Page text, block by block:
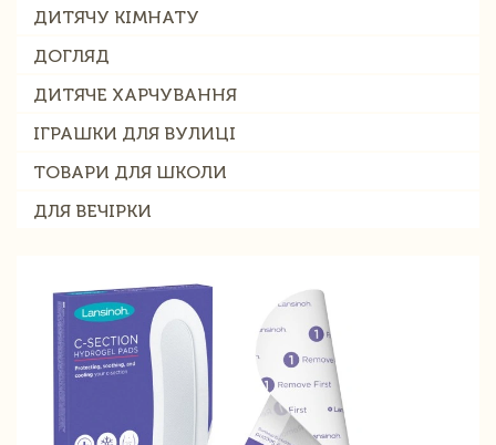
ДИТЯЧУ КІМНАТУ
ДОГЛЯД
ДИТЯЧЕ ХАРЧУВАННЯ
ІГРАШКИ ДЛЯ ВУЛИЦІ
ТОВАРИ ДЛЯ ШКОЛИ
ДЛЯ ВЕЧІРКИ